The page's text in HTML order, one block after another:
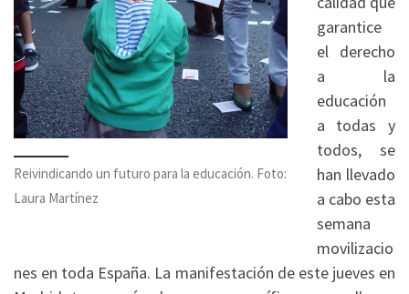
Reivindicando un futuro para la educación. Foto:
Laura Martínez
garantice
el derecho
a la
educación
a todas y
todos, se
han llevado
a cabo esta
semana
movilizacio
nes en toda España. La manifestación de este jueves en